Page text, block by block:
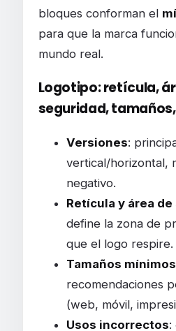
bloques conforman el
para que la marca
mundo real.
Logotipo: retícula,
seguridad,
Versiones:
vertical/horizontal,
negativo.
Retícula y área
define la zona de
que el logo respire.
Tamaños mínimos
recomendaciones
(web, móvil,
Usos incorrectos: